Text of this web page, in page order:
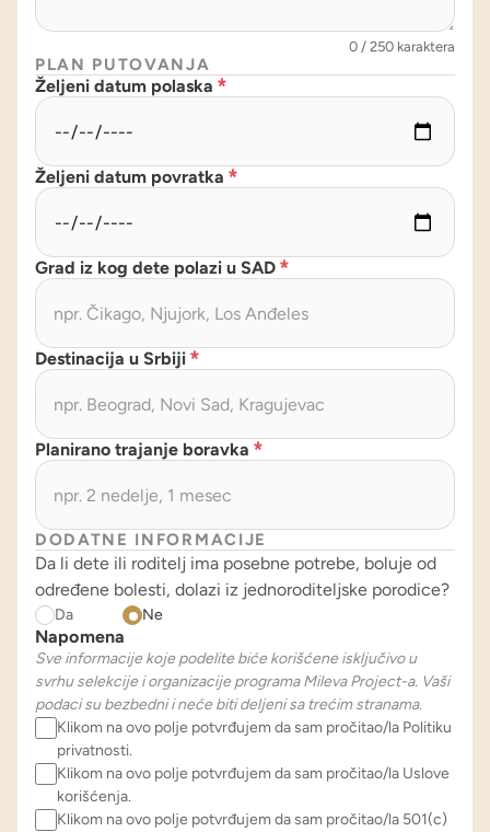
0 / 250 karaktera
PLAN PUTOVANJA
Željeni datum polaska *
Željeni datum povratka *
Grad iz kog dete polazi u SAD *
Destinacija u Srbiji *
Planirano trajanje boravka *
DODATNE INFORMACIJE
Da li dete ili roditelj ima posebne potrebe, boluje od
određene bolesti, dolazi iz jednoroditeljske porodice?
Da Ne
Napomena
Sve informacije koje podelite biće korišćene isključivo u
svrhu selekcije i organizacije programa Mileva Project-a. Vaši
podaci su bezbedni i neće biti deljeni sa trećim stranama.
Klikom na ovo polje potvrđujem da sam pročitao/la Politiku
privatnosti.
Klikom na ovo polje potvrđujem da sam pročitao/la Uslove
korišćenja.
Klikom na ovo polje potvrđujem da sam pročitao/la 501(c)